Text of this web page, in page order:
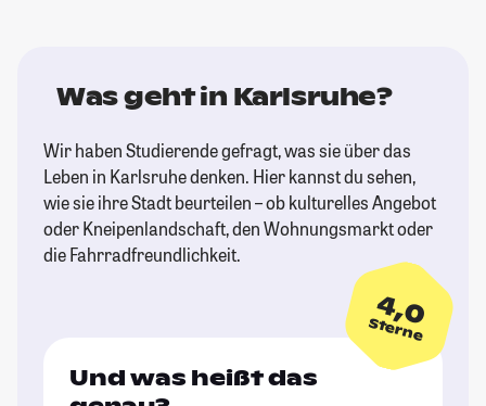
Was geht in Karlsruhe?
Wir haben Studierende gefragt, was sie über das
Leben in Karlsruhe denken. Hier kannst du sehen,
wie sie ihre Stadt beurteilen – ob kulturelles Angebot
oder Kneipenlandschaft, den Wohnungsmarkt oder
die Fahrradfreundlichkeit.
4,0
Sterne
Und was heißt das